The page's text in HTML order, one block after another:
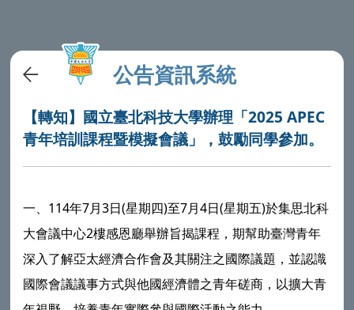
公告資訊系統
【轉知】國立臺北科技大學辦理「2025 APEC
青年培訓課程暨模擬會議」，鼓勵同學參加。
一、114年7月3日(星期四)至7月4日(星期五)於集思北科
大會議中心2樓感恩廳舉辦旨揭課程，期幫助臺灣青年
深入了解亞太經濟合作會及其關注之國際議題，並認識
國際會議議事方式與他國經濟體之青年磋商，以擴大青